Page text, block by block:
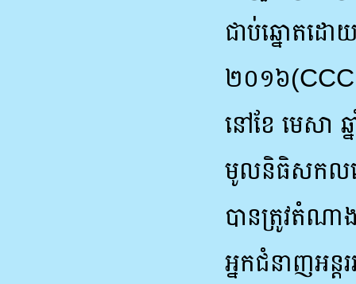
ជាប់ឆ្នោតដោ
២០១៦
នៅខែ មេសា ឆ្
មូលនិធិសកលន
បានត្រូវតំណា
អ្នកជំនាញអន្